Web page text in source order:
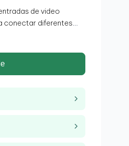
de video
conectar diferentes
que permite realizar
ya sea oficina,